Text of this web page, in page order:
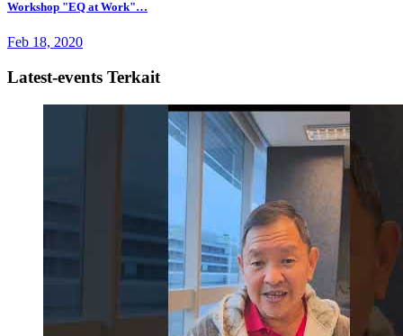
Workshop "EQ at Work"…
Feb 18, 2020
Latest-events Terkait